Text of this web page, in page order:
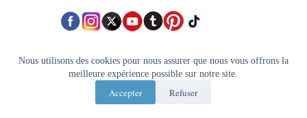
Nous utilisons des cookies pour nous assurer que nous vous offrons la
meilleure expérience possible sur notre site.
Accepter Refuser
Newsletter
Un moment pour soi, une nouvelle découverte...👉